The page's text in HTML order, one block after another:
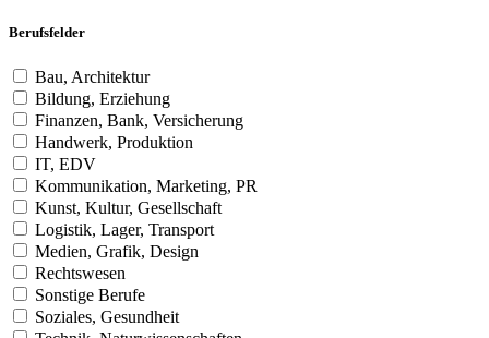
Berufsfelder
Bau, Architektur
Bildung, Erziehung
Finanzen, Bank, Versicherung
Handwerk, Produktion
IT, EDV
Kommunikation, Marketing, PR
Kunst, Kultur, Gesellschaft
Logistik, Lager, Transport
Medien, Grafik, Design
Rechtswesen
Sonstige Berufe
Soziales, Gesundheit